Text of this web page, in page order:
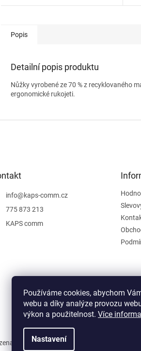
Používáme cookies, abychom
webu a díky analýze provozu
výkon a použitelnost. Více
Nastavení
Popis
Detailní popis produktu
Nůžky vyrobené ze 70 % z recyklovaného
ergonomické rukojeti.
info@kaps-comm.cz
775 873 213
KAPS comm